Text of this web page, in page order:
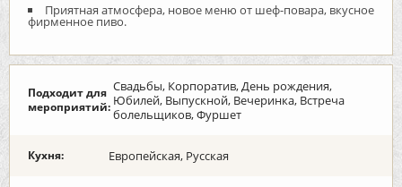
Приятная атмосфера, новое меню от шеф-повара, вкусное
фирменное пиво.
Подходит для
мероприятий:
Свадьбы, Корпоратив, День рождения,
Юбилей, Выпускной, Вечеринка, Встреча
болельщиков, Фуршет
Кухня: Европейская, Русская